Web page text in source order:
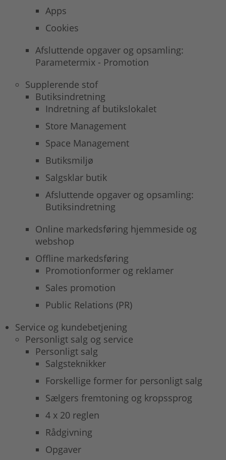
Apps
Cookies
Afsluttende opgaver og opsamling:
Parametermix - Promotion
Supplerende stof
Butiksindretning
Indretning af butikslokalet
Store Management
Space Management
Butiksmiljø
Salgsklar butik
Afsluttende opgaver og opsamling:
Butiksindretning
Online markedsføring hjemmeside og
webshop
Offline markedsføring
Promotionformer og reklamer
Sales promotion
Public Relations (PR)
Service og kundebetjening
Personligt salg og service
Personligt salg
Salgsteknikker
Forskellige former for personligt salg
Sælgers fremtoning og kropssprog
4 x 20 reglen
Rådgivning
Opgaver